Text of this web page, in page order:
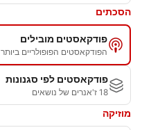
הסכתים
פודקאסטים מובילים
הפודקאסטים הפופולריים ביותר
פודקאסטים לפי סגנונות
18 ז'אנרים של נושאים
מוזיקה